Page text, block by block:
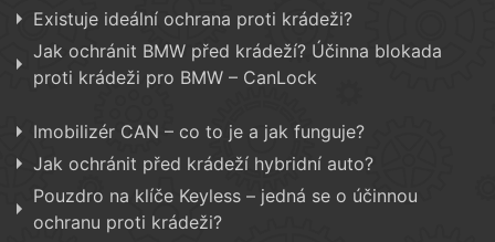
Existuje ideální ochrana proti krádeži?
Jak ochránit BMW před krádeží? Účinna blokada
proti krádeži pro BMW – CanLock
Imobilizér CAN – co to je a jak funguje?
Jak ochránit před krádeží hybridní auto?
Pouzdro na klíče Keyless – jedná se o účinnou
ochranu proti krádeži?